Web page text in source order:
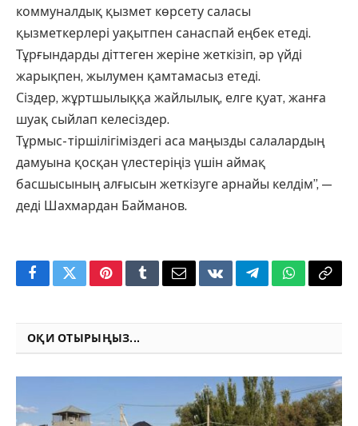
коммуналдық қызмет көрсету саласы
қызметкерлері уақытпен санаспай еңбек етеді.
Тұрғындарды діттеген жеріне жеткізіп, әр үйді
жарықпен, жылумен қамтамасыз етеді.
Сіздер, жұртшылыққа жайлылық, елге қуат, жанға
шуақ сыйлап келесіздер.
Тұрмыс- тіршілігіміздегі аса маңызды салалардың
дамуына қосқан үлестеріңіз үшін аймақ
басшысының алғысын жеткізуге арнайы келдім”, —
деді Шахмардан Байманов.
FacebookTwitterPinterestTumblrEmailVKontakteTelegramWhatsApp
Copy
ОҚИ ОТЫРЫҢЫЗ...